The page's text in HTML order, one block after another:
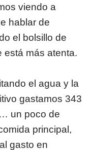
viendo a
hablar de
el bolsillo de
está más atenta.
el agua y la
gastamos 343
un poco de
principal,
gasto en